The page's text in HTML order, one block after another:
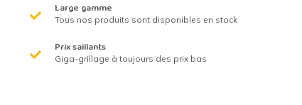
Large gamme
Tous nos produits sont disponibles en stock
Prix saillants
Giga-grillage à toujours des prix bas